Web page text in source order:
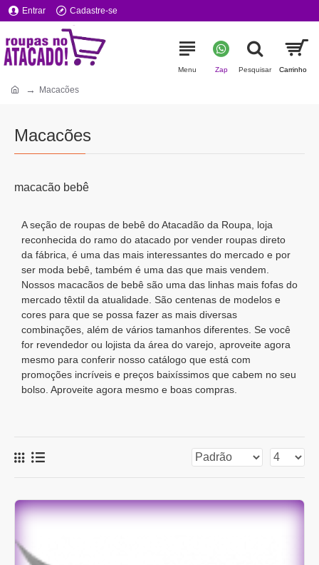
Entrar Cadastre-se
Macacões
Macacões
macacão bebê
A seção de roupas de bebê do Atacadão da Roupa, loja
reconhecida do ramo do atacado por vender roupas direto
da fábrica, é uma das mais interessantes do mercado e por
ser moda bebê, também é uma das que mais vendem.
Nossos macacãos de bebê são uma das linhas mais fofas do
mercado têxtil da atualidade. São centenas de modelos e
cores para que se possa fazer as mais diversas
combinações, além de vários tamanhos diferentes. Se você
for revendedor ou lojista da área do varejo, aproveite agora
mesmo para conferir nosso catálogo que está com
promoções incríveis e preços baixíssimos que cabem no seu
bolso. Aproveite agora mesmo e boas compras.